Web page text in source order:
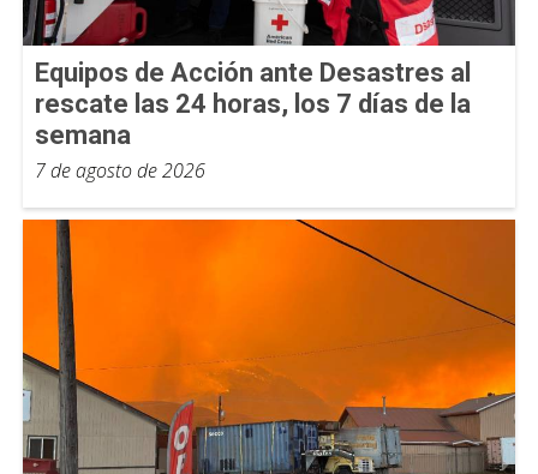
Equipos de Acción ante Desastres al
rescate las 24 horas, los 7 días de la
semana
7 de agosto de 2026